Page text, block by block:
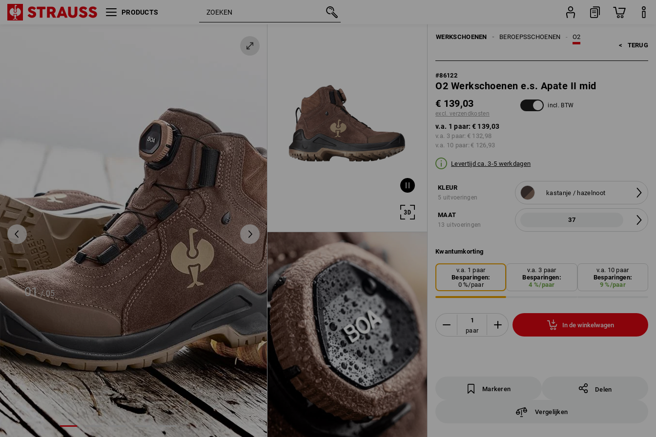
PRODUCTS
01 / 05
WERKSCHOENEN O2
BEROEPSSCHOENEN
< TERUG
#86122
O2 Werkschoenen e.s. Apate II mid
€ 139,03
excl. verzendkosten
incl. BTW
v.a. 1 paar: € 139,03
v.a. 3 paar: € 132,98
v.a. 10 paar: € 126,93
Levertijd ca. 3-5 werkdagen
KLEUR
5 uitvoeringen
kastanje / hazelnoot
MAAT
13 uitvoeringen
37
Kwantumkorting
v.a. 1 paar
Besparingen:
0%/paar
v.a. 3 paar
Besparingen:
4 %/paar
v.a. 10 paar
Besparingen:
9%/paar
paar
In de winkelwagen
Markeren Delen
Vergelijken
O2 Werkschoenen e.s. Apate
37